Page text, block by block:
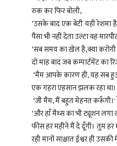
रुक कर फिर बोली,
‘उसके बाद एक बेटी यही रेशमा
पैसा भी नहीं देता उल्टा वह
‘सब समय का खेल है,क्या
दो माह बाद जब कम्पार्टमेंट का
‘मैम आपके कारण ही, यह सब
एक गहरा एहसान झलक रहा
‘जी मैम, मैं बहुत मेहनत करूंँगी।'
‘और हांँ मैथ्स का भी ट्यूशन
फीस हर महीने मैं दे दूंँगी। तुम
रही मानों साक्षात ईश्वर ही